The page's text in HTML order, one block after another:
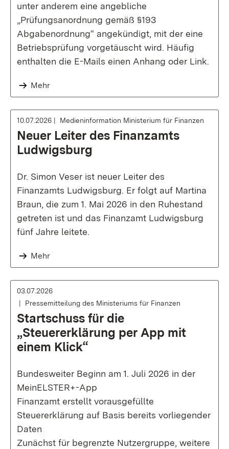
unter anderem eine angebliche
„Prüfungsanordnung gemäß §193
Abgabenordnung“ angekündigt, mit der eine
Betriebsprüfung vorgetäuscht wird. Häufig
enthalten die E-Mails einen Anhang oder Link.
Mehr
10.07.2026 Medieninformation Ministerium für Finanzen
Neuer Leiter des Finanzamts
Ludwigsburg
Dr. Simon Veser ist neuer Leiter des
Finanzamts Ludwigsburg. Er folgt auf Martina
Braun, die zum 1. Mai 2026 in den Ruhestand
getreten ist und das Finanzamt Ludwigsburg
fünf Jahre leitete.
Mehr
03.07.2026
Pressemitteilung des Ministeriums für Finanzen
Startschuss für die
„Steuererklärung per App mit
einem Klick“
Bundesweiter Beginn am 1. Juli 2026 in der
MeinELSTER+-App
Finanzamt erstellt vorausgefüllte
Steuererklärung auf Basis bereits vorliegender
Daten
Zunächst für begrenzte Nutzergruppe, weitere